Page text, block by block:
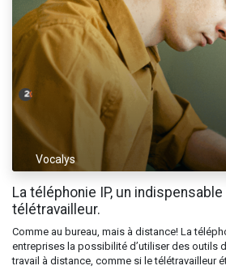
Vocalys
La téléphonie IP, un
télétravailleur.
Comme au bureau, mais à distance! La
entreprises la possibilité d’utiliser des outils
travail à distance, comme si le télétravailleur